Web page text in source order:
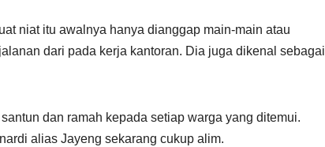
niat itu awalnya hanya dianggap main-main atau
dari pada kerja kantoran. Dia juga dikenal sebagai
dan ramah kepada setiap warga yang ditemui.
alias Jayeng sekarang cukup alim.